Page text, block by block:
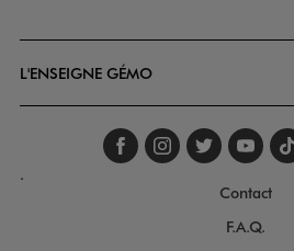
L'ENSEIGNE GÉMO
Suivez-
Suivez-
.
Contact
F.A.Q.